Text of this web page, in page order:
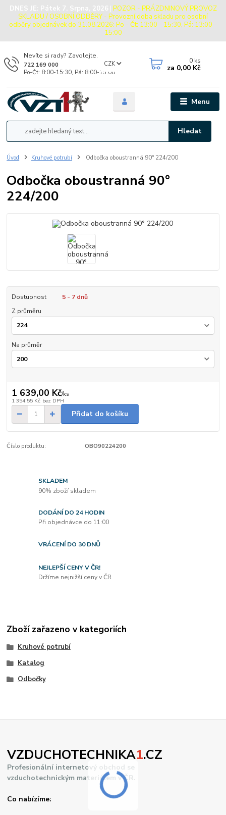
DNES JE: Pátek 7. Srpna, 2026 | POZOR - PRÁZDNINOVÝ PROVOZ
SKLADU / OSOBNÍ ODBĚRY - Provozní doba skladu pro osobní
odběry objednávek do 31.08.2026: Po - Čt: 13:00 - 15:30, Pá: 13:00 -
15:00
Menu
CZK
Hledat
Nevíte si rady? Zavolejte.
722 169 000
Po-Čt: 8:00-15:30, Pá: 8:00-15:00
0 ks
za 0,00 Kč
Úvod Kruhové potrubí Odbočka oboustranná 90° 224/200
Odbočka oboustranná 90°
224/200
Dostupnost
5 - 7 dnů
Z průměru
Na průměr
1 639,00 Kč/ks
1 354,55 Kč bez DPH
Přidat do košíku
Číslo produktu: OBO90224200
SKLADEM
90% zboží skladem
DODÁNÍ DO 24 HODIN
Při objednávce do 11:00
VRÁCENÍ DO 30 DNŮ
NEJLEPŠÍ CENY V ČR!
Držíme nejnižší ceny v ČR
Zboží zařazeno v kategoriích
Kruhové potrubí
Katalog
Odbočky
VZDUCHOTECHNIKA1.CZ
Profesionální internetový obchod se
vzduchotechnickým materiálem v ČR.
Co nabízíme: